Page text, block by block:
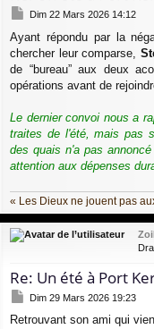
M
s
s
a
g
e
Dim 22 Mars 2026 14:12
Ayant répondu par la
chercher leur comparse,
de “bureau” aux deux
opérations avant de
Le dernier convoi nous a
traites de l'été, mais pas
des quais n'a pas
attention aux dépenses
« Les Dieux ne jouent pas
Re: Un été à Port
M
s
Dim 29 Mars 2026 19:23
Retrouvant son ami qui